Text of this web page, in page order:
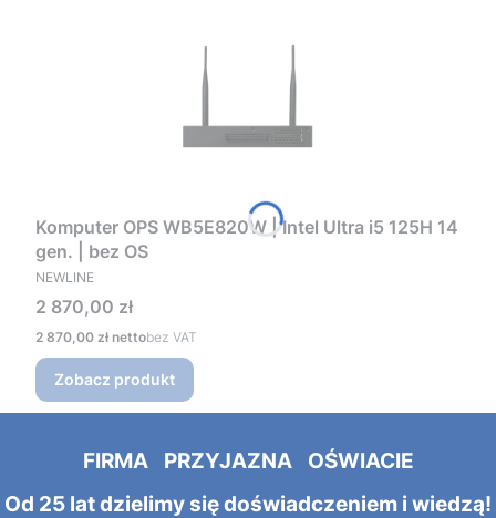
Komputer OPS WB5E820W | Intel Ultra i5 125H 14
gen. | bez OS
PRODUCENT
NEWLINE
Cena
2 870,00 zł
Cena
2 870,00 zł bez VAT
Zobacz produkt
FIRMA PRZYJAZNA OŚWIACIE
Od 25 lat dzielimy się doświadczeniem i wiedzą!